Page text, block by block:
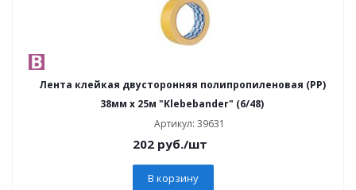
Лента клейкая двусторонняя полипропиленовая (PP)
38мм х 25м "Klebebander" (6/48)
Артикул: 39631
202 руб./шт
В корзину